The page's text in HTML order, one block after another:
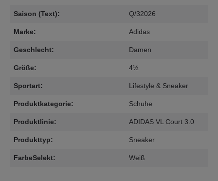
Saison (Text): Q/32026
Marke: Adidas
Geschlecht: Damen
Größe: 4½
Sportart: Lifestyle & Sneaker
Produktkategorie: Schuhe
Produktlinie: ADIDAS VL Court 3.0
Produkttyp: Sneaker
FarbeSelekt: Weiß